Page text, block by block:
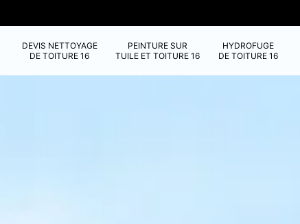
DEVIS NETTOYAGE
DE TOITURE 16
PEINTURE SUR
TUILE ET TOITURE 16
HYDROFUGE
DE TOITURE 16